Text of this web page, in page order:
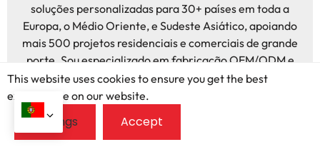
soluções personalizadas para 30+ países em toda a
Europa, o Médio Oriente, e Sudeste Asiático, apoiando
mais 500 projetos residenciais e comerciais de grande
porte. Sou especializado em fabricação OEM/ODM e
sistemas complexos de madeira revestida de alumínio,
garantindo que cada produto atenda a rigorosos
padrões globais e diversos requisitos climáticos.
Dedico-me a colmatar a lacuna entre a produção
This website uses cookies to ensure you get the best
exprerience on our website.